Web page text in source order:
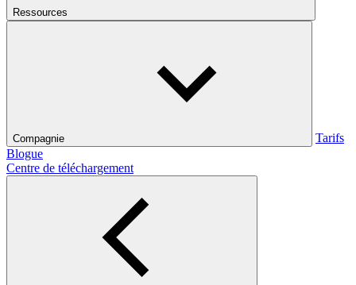
Ressources
Compagnie
Tarifs
Blogue
Centre de téléchargement